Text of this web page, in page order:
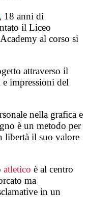
, 18 anni di
il Liceo
al corso si
attraverso il
impressioni del
nella grafica e
è un metodo per
libertà il suo valore
atletico è al centro
ma
in un